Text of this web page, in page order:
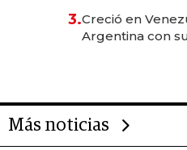
3.Creció en
Argentina con
Más noticias